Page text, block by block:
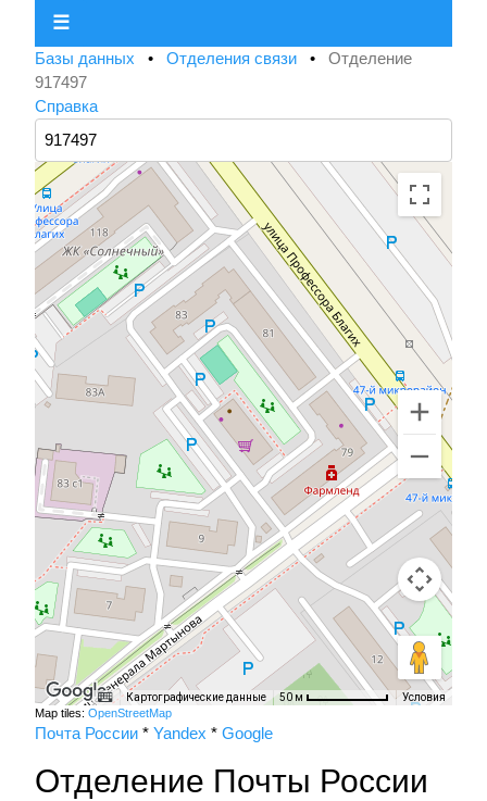
☰
Базы данных • Отделения связи • Отделение
917497
Справка
Картографические данные 50 м Условия
Map tiles: OpenStreetMap
Почта России * Yandex * Google
Отделение Почты России